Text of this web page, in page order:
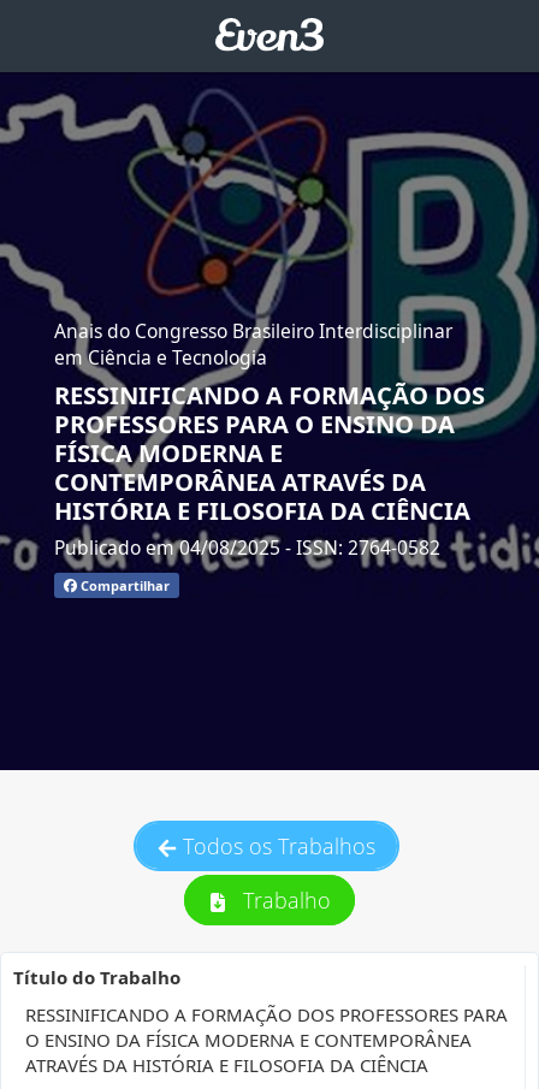
Anais do Congresso Brasileiro Interdisciplinar
em Ciência e Tecnologia
RESSINIFICANDO A FORMAÇÃO DOS
PROFESSORES PARA O ENSINO DA
FÍSICA MODERNA E
CONTEMPORÂNEA ATRAVÉS DA
HISTÓRIA E FILOSOFIA DA CIÊNCIA
Publicado em 04/08/2025- ISSN: 2764-0582
Compartilhar
Todos os Trabalhos
Trabalho
Título do Trabalho
RESSINIFICANDO A FORMAÇÃO DOS PROFESSORES PARA
O ENSINO DA FÍSICA MODERNA E CONTEMPORÂNEA
ATRAVÉS DA HISTÓRIA E FILOSOFIA DA CIÊNCIA